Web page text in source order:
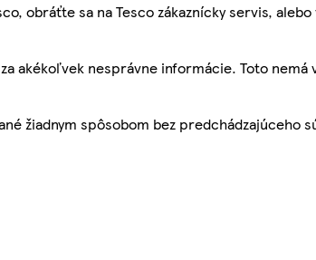
obráťte sa na Tesco zákaznícky servis,
akékoľvek nesprávne informácie. Toto nemá
žiadnym spôsobom bez predchádzajúceho